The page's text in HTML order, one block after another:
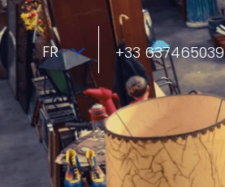
FR +33 637465039